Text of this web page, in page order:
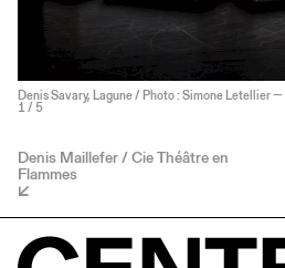
Denis Savary, Lagune / Photo : Simone Letellier
1 / 5
Denis Maillefer / Cie Théâtre en
Flammes